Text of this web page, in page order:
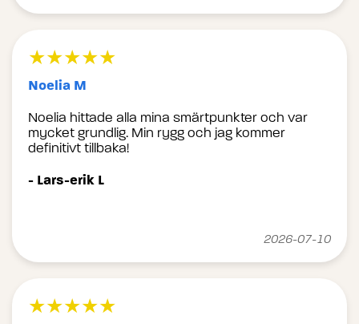
★★★★★
Noelia M
Noelia hittade alla mina smärtpunkter och var
mycket grundlig. Min rygg och jag kommer
definitivt tillbaka!
- Lars-erik L
2026-07-10
★★★★★